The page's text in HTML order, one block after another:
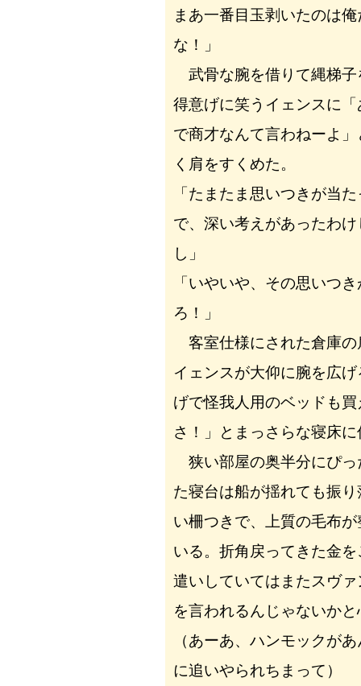
まあ一番目玉剥いたのは
な！」
武骨な腕を借りて縄梯子
得意げに笑うイェンスに
で商才なんて言わねーよ
く肩をすくめた。
「たまたま思いつきが当
で、深い考えがあったわ
し」
「いやいや、その思いつ
ろ！」
客室仕様にされた倉庫の
イェンスが大仰に腕を広
げで怪我人用のベッドも買
さ！」とまっさらな寝床
狭い部屋の奥半分にぴっ
た寝台は船が揺れても振
い柵つきで、上質の毛布
いる。折角戻ってきた金
遣いしていてはまたスヴ
を言われるんじゃないか
（あーあ、ハンモックが
に追いやられちまって）